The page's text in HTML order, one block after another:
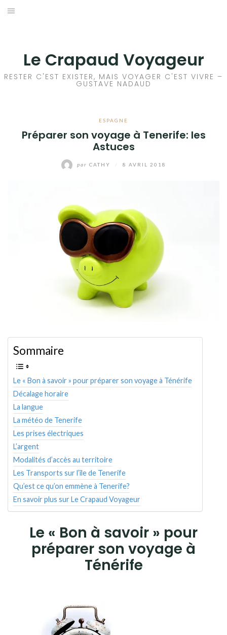
Aller
Le Crapaud Voyageur
RESTER C'EST EXISTER, MAIS VOYAGER C'EST VIVRE –
GUSTAVE NADAUD
ESPAGNE
Préparer son voyage à Tenerife: les
Astuces
par CATHY 8 AVRIL 2018
Sommaire
Le « Bon à savoir » pour préparer son voyage à Ténérife
Décalage horaire
La langue
La météo de Tenerife
Les prises électriques
L’argent
Modalités d’accès au territoire
Les Transports sur l’île de Tenerife
Qu’est ce qu’on emmène à Tenerife?
En savoir plus sur Le Crapaud Voyageur
Le « Bon à savoir » pour
préparer son voyage à
Ténérife
EUROPE
AMÉRIQUE CENTRALE
AMÉRIQUE DU SUD
TOUR DU MONDE 2020-2021